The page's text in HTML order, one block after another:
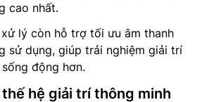
cao nhất.
lý còn hỗ trợ tối ưu âm thanh
sử dụng, giúp trải nghiệm giải trí
động hơn.
hệ giải trí thông minh